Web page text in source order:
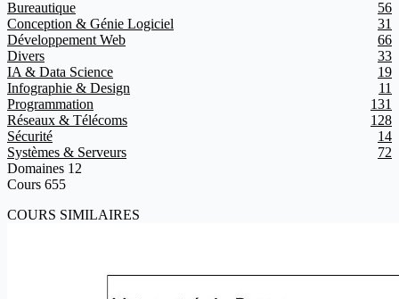
Bureautique
56
Conception & Génie Logiciel
31
Développement Web
66
Divers
33
IA & Data Science
19
Infographie & Design
11
Programmation
131
Réseaux & Télécoms
128
Sécurité
14
Systèmes & Serveurs
72
Domaines 12
Cours 655
COURS SIMILAIRES